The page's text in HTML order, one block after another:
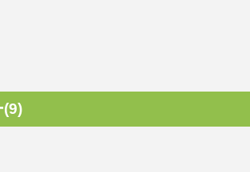
(9)